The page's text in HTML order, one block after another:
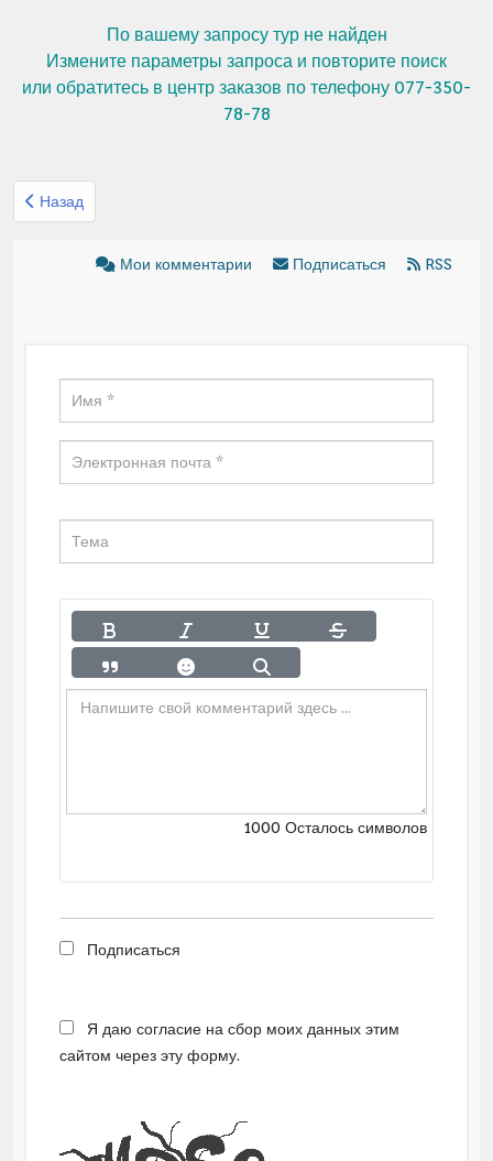
По вашему запросу тур не найден
Измените параметры запроса и повторите поиск
или обратитесь в центр заказов по телефону 077-350-
78-78
Предыдущий: Организованный тур Эшет турс Швейцария
Назад
Мои комментарии Подписаться RSS
1000 Осталось символов
Подписаться
Я даю согласие на сбор моих данных этим
сайтом через эту форму.